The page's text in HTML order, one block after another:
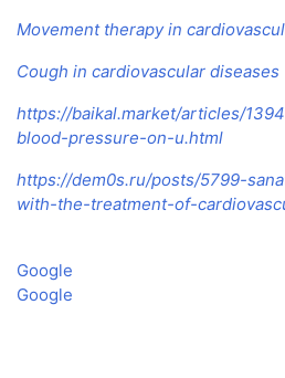
Movement therapy in
Cough in cardiovascular diseases
https://baikal.market/articles/
blood-pressure-on-u.html
https://dem0s.ru/posts/5799-
with-the-treatment-of-
Google
Google